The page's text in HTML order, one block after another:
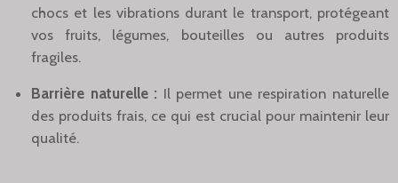
chocs et les vibrations durant le transport, protégeant
vos fruits, légumes, bouteilles ou autres produits
fragiles.
Barrière naturelle : Il permet une respiration naturelle
des produits frais, ce qui est crucial pour maintenir leur
qualité.